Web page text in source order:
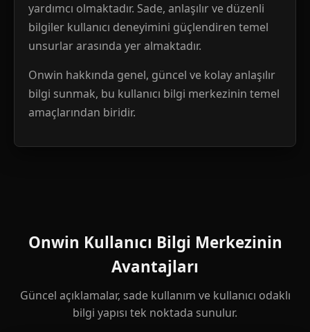
yardımcı olmaktadır. Sade, anlaşılır ve düzenli
bilgiler kullanıcı deneyimini güçlendiren temel
unsurlar arasında yer almaktadır.
Onwin hakkında genel, güncel ve kolay anlaşılır
bilgi sunmak, bu kullanıcı bilgi merkezinin temel
amaçlarından biridir.
Onwin Kullanıcı Bilgi Merkezinin
Avantajları
Güncel açıklamalar, sade kullanım ve kullanıcı odaklı
bilgi yapısı tek noktada sunulur.